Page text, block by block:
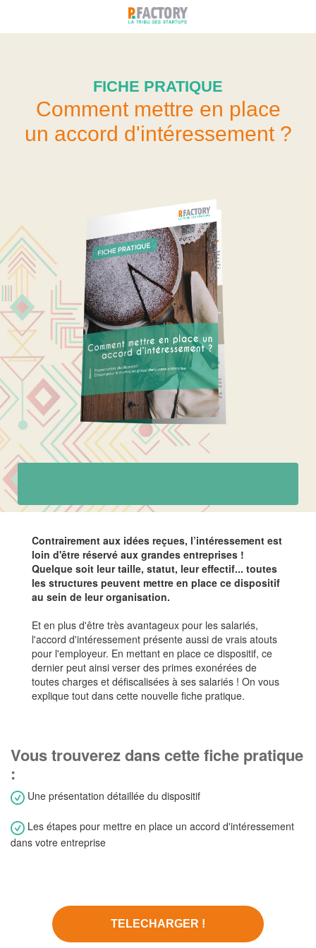
FICHE PRATIQUE
Comment mettre en place
un accord d'intéressement ?
Contrairement aux idées reçues, l’intéressement est
loin d'être réservé aux grandes entreprises !
Quelque soit leur taille, statut, leur effectif... toutes
les structures peuvent mettre en place ce dispositif
au sein de leur organisation.
Et en plus d'être très avantageux pour les salariés,
l'accord d'intéressement présente aussi de vrais atouts
pour l'employeur. En mettant en place ce dispositif, ce
dernier peut ainsi verser des primes exonérées de
toutes charges et défiscalisées à ses salariés ! On vous
explique tout dans cette nouvelle fiche pratique.
Vous trouverez dans cette fiche pratique
:
Une présentation détaillée du dispositif
Les étapes pour mettre en place un accord d'intéressement
dans votre entreprise
TELECHARGER !